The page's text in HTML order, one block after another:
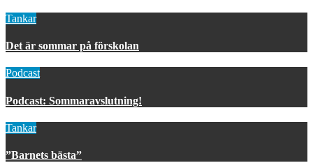
Tankar
Det är sommar på förskolan
Podcast
Podcast: Sommaravslutning!
Tankar
”Barnets bästa”